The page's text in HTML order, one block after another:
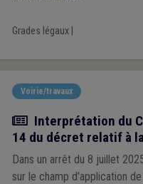
Grades légaux|
Voirie/travaux
Actualité
Interprétation du
14 du décret relatif à
Dans un arrêt du 8 juillet
sur le champ d'application